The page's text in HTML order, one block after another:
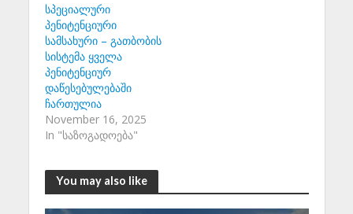
სპეციალური
პენიტენციური
სამსახური – გათბობის
სისტემა ყველა
პენიტენციურ
დაწესებულებაში
ჩართულია
November 16, 2025
In "საზოგადოება"
You may also like